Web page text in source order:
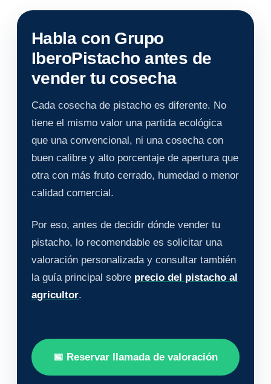
Habla con Grupo
IberoPistacho antes de
vender tu cosecha
Cada cosecha de pistacho es diferente. No
tiene el mismo valor una partida ecológica
que una convencional, ni una cosecha con
buen calibre y alto porcentaje de apertura que
otra con más fruto cerrado, humedad o menor
calidad comercial.
Por eso, antes de decidir dónde vender tu
pistacho, lo recomendable es solicitar una
valoración personalizada y consultar también
la guía principal sobre precio del pistacho al
agricultor.
📅 Reservar llamada de valoración